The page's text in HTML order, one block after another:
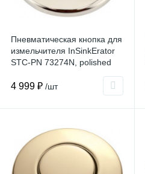
Пневматическая кнопка для
измельчителя InSinkErator
STC-PN 73274N, polished
4 999 ₽ /шт